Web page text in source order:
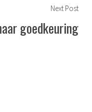
Next PostNext
post:
goedkeuring